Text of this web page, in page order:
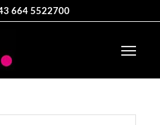
664 5522700